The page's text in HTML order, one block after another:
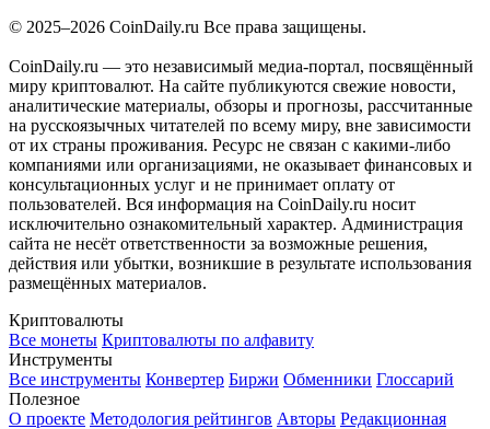
© 2025–2026 CoinDaily.ru Все права защищены.
CoinDaily.ru — это независимый медиа-портал, посвящённый
миру криптовалют. На сайте публикуются свежие новости,
аналитические материалы, обзоры и прогнозы, рассчитанные
на русскоязычных читателей по всему миру, вне зависимости
от их страны проживания. Ресурс не связан с какими-либо
компаниями или организациями, не оказывает финансовых и
консультационных услуг и не принимает оплату от
пользователей. Вся информация на CoinDaily.ru носит
исключительно ознакомительный характер. Администрация
сайта не несёт ответственности за возможные решения,
действия или убытки, возникшие в результате использования
размещённых материалов.
Криптовалюты
Все монеты Криптовалюты по алфавиту
Инструменты
Все инструменты Конвертер Биржи Обменники Глоссарий
Полезное
О проекте Методология рейтингов Авторы Редакционная